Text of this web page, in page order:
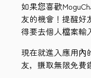
如果您喜歡
友的機會！提醒好
得要去個人檔案輸
現在就進入應用內
友，賺取無限免費